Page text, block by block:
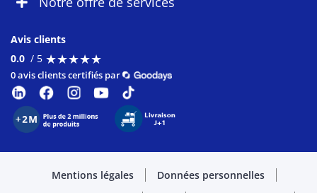
Avis clients
0.0 / 5 ★★★★★
★★★★★
0 avis clients certifiés par
Mentions légales
Données personnelles